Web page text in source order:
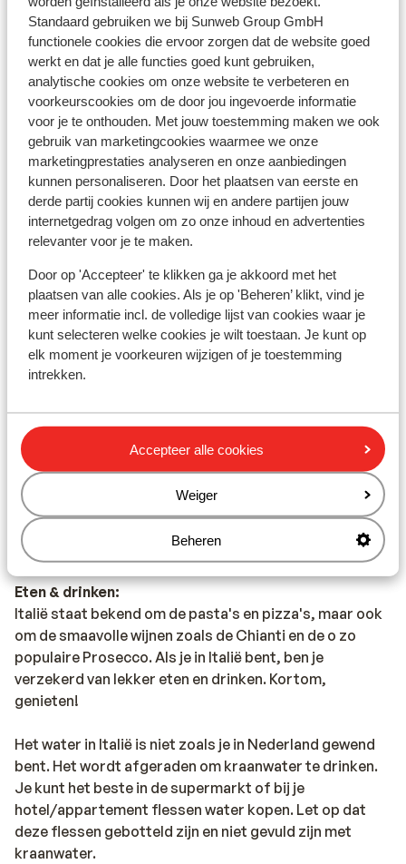
Standaard gebruiken we bij Sunweb Group GmbH
functionele cookies die ervoor zorgen dat de website goed
werkt en dat je alle functies goed kunt gebruiken,
analytische cookies om onze website te verbeteren en
voorkeurscookies om de door jou ingevoerde informatie
voor je te onthouden. Met jouw toestemming maken we ook
gebruik van marketingcookies waarmee we onze
marketingprestaties analyseren en onze aanbiedingen
kunnen personaliseren. Door het plaatsen van eerste en
derde partij cookies kunnen wij en andere partijen jouw
internetgedrag volgen om zo onze inhoud en advertenties
relevanter voor je te maken.
Door op 'Accepteer' te klikken ga je akkoord met het
plaatsen van alle cookies. Als je op 'Beheren’ klikt, vind je
meer informatie incl. de volledige lijst van cookies waar je
kunt selecteren welke cookies je wilt toestaan. Je kunt op
elk moment je voorkeuren wijzigen of je toestemming
intrekken.
Accepteer alle cookies
Weiger
Beheren
Giardini Naxos is Sunweb reisleiding aanwezig. In de
regio Cefalu een plaatselijke Engelssprekende
vertegenwoordiger aanwezig.
Calabrië: in de regio Calabrië is geen Sunweb
reisleiding aanwezig. Je wordt hier opgevangen door
onze lokale Engelsprekende vertegenwoordiger.
Op het vaste land van Italië is geen reisleiding aanwezig.
Vaccinatie:
Voor actuele informatie betreffende vaccinaties en
andere gegevens over gezondheid en reizen kijk op de
Telefoneren:
Je kunt met je mobiele telefoon telefoneren in Italië. Wij
adviseren je om dit zoveel mogelijk te beperken,
vanwege de hoge kosten die worden verrekend.
provider. Wil je gebruikmaken van het internet via je
telefoon, dan raden wij aan om dit via een Wireless
netwerk te doen. Zet ook altijd in het buitenland
dataroaming uit.
Alarmnummer:
Het alarmnummer in Italië voor de politie is 112.
Eten & drinken:
Italië staat bekend om de pasta's en pizza's, maar ook
om de smaavolle wijnen zoals de Chianti en de o zo
populaire Prosecco. Als je in Italië bent, ben je
verzekerd van lekker eten en drinken. Kortom,
genieten!
Het water in Italië is niet zoals je in Nederland gewend
bent. Het wordt afgeraden om kraanwater te drinken.
Je kunt het beste in de supermarkt of bij je
hotel/appartement flessen water kopen. Let op dat
deze flessen gebotteld zijn en niet gevuld zijn met
kraanwater.